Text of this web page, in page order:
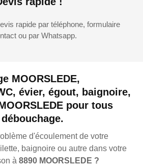
MOORSLEDE,
évier, égout, baignoire,
pour tous
d'écoulement de votre
baignoire ou autre dans votre
à 8890 MOORSLEDE ?
rapide par téléphone, formulaire
ou par Whatsapp.